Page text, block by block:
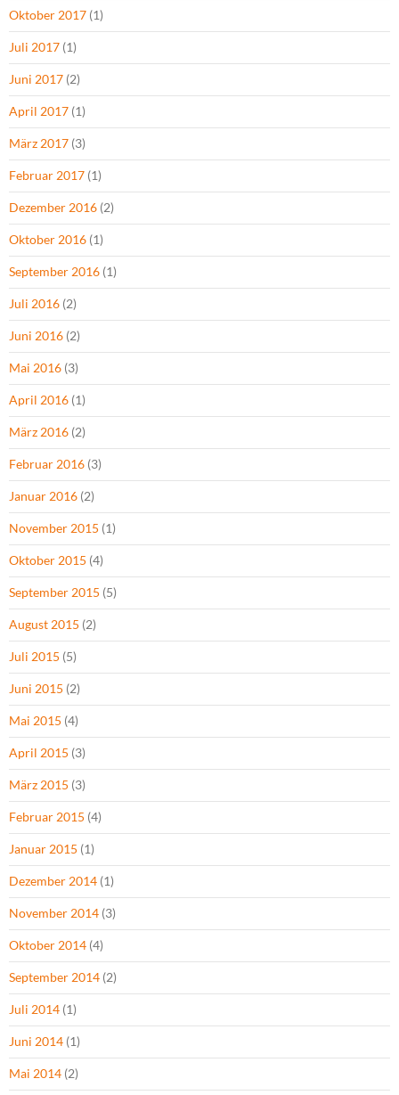
Oktober 2017 (1)
Juli 2017 (1)
Juni 2017 (2)
April 2017 (1)
März 2017 (3)
Februar 2017 (1)
Dezember 2016 (2)
Oktober 2016 (1)
September 2016 (1)
Juli 2016 (2)
Juni 2016 (2)
Mai 2016 (3)
April 2016 (1)
März 2016 (2)
Februar 2016 (3)
Januar 2016 (2)
November 2015 (1)
Oktober 2015 (4)
September 2015 (5)
August 2015 (2)
Juli 2015 (5)
Juni 2015 (2)
Mai 2015 (4)
April 2015 (3)
März 2015 (3)
Februar 2015 (4)
Januar 2015 (1)
Dezember 2014 (1)
November 2014 (3)
Oktober 2014 (4)
September 2014 (2)
Juli 2014 (1)
Juni 2014 (1)
Mai 2014 (2)